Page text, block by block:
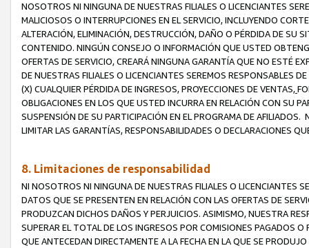
NOSOTROS NI NINGUNA DE NUESTRAS FILIALES O LICENCIANTES
MALICIOSOS O INTERRUPCIONES EN EL SERVICIO, INCLUYENDO
ALTERACIÓN, ELIMINACIÓN, DESTRUCCIÓN, DAÑO O PÉRDIDA DE SU
CONTENIDO. NINGÚN CONSEJO O INFORMACIÓN QUE USTED
OFERTAS DE SERVICIO, CREARÁ NINGUNA GARANTÍA QUE NO ESTÉ
DE NUESTRAS FILIALES O LICENCIANTES SEREMOS RESPONSABLES
(X) CUALQUIER PÉRDIDA DE INGRESOS, PROYECCIONES DE VENTAS,
OBLIGACIONES EN LOS QUE USTED INCURRA EN RELACIÓN CON SU
SUSPENSIÓN DE SU PARTICIPACIÓN EN EL PROGRAMA DE
LIMITAR LAS GARANTÍAS, RESPONSABILIDADES O DECLARACIONES
8. Limitaciones de responsabilidad
NI NOSOTROS NI NINGUNA DE NUESTRAS FILIALES O LICENCIANTES
DATOS QUE SE PRESENTEN EN RELACIÓN CON LAS OFERTAS DE
PRODUZCAN DICHOS DAÑOS Y PERJUICIOS. ASIMISMO, NUESTRA
SUPERAR EL TOTAL DE LOS INGRESOS POR COMISIONES PAGADOS
QUE ANTECEDAN DIRECTAMENTE A LA FECHA EN LA QUE SE